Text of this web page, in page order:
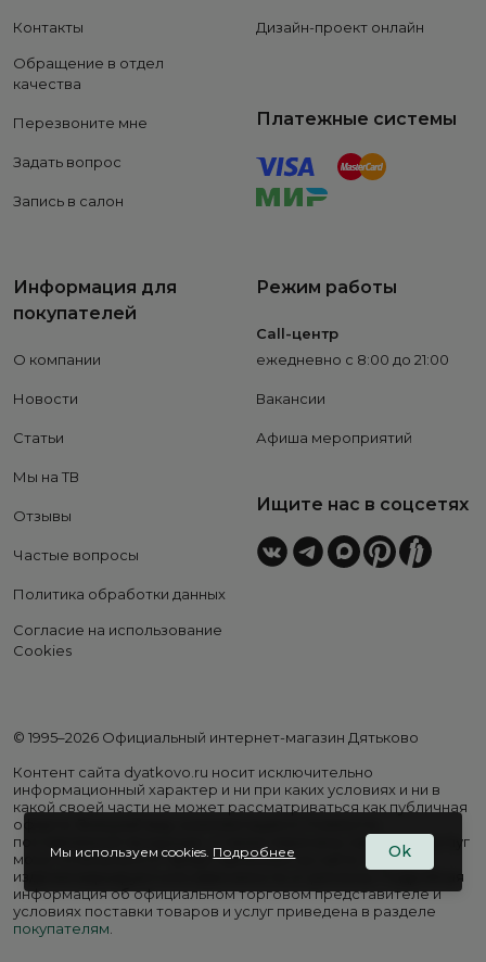
Контакты
Обращение в отдел
качества
Перезвоните мне
Задать вопрос
Запись в салон
Дизайн-проект онлайн
Платежные системы
Информация для
покупателей
О компании
Новости
Статьи
Мы на ТВ
Отзывы
Частые вопросы
Политика обработки данных
Согласие на использование
Cookies
Режим работы
Call-центр
ежедневно с 8:00 до 21:00
Вакансии
Афиша мероприятий
Ищите нас в соцсетях
© 1995–2026 Официальный интернет-магазин Дятьково
Контент сайта dyatkovo.ru носит исключительно
информационный характер и ни при каких условиях и ни в
какой своей части не может рассматриваться как публичная
оферта. Внешний вид, комплектация и стоимость
поставляемой продукции, а также перечень сервисных услуг
могут отличаться от представленных на сайте. Цены на
изделия варьируются в зависимости от региона. Подробная
информация об официальном торговом представителе и
условиях поставки товаров и услуг приведена в разделе
покупателям.
Мы используем cookies. Подробнее Ok